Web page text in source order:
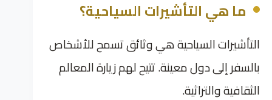
ما هي التأشيرات السياحية؟
التأشيرات السياحية هي وثائق تسمح للأشخاص
بالسفر إلى دول معينة. تتيح لهم زيارة المعالم
الثقافية والتراثية.